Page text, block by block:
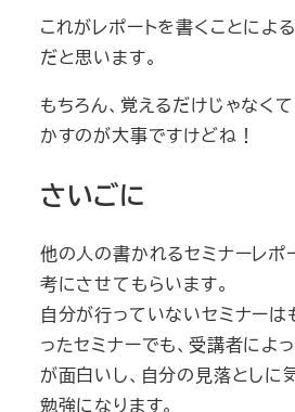
これがレポートを書くことによ
だと思います。
もちろん、覚えるだけじゃなく
かすのが大事ですけどね！
さいごに
他の人の書かれるセミナーレポ
考にさせてもらいます。
自分が行っていないセミナーは
ったセミナーでも、受講者によ
が面白いし、自分の見落としに
勉強になります。